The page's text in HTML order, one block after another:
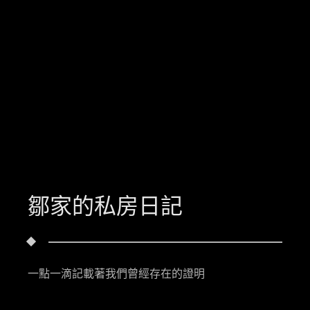
鄒家的私房日記
一點一滴記載著我們曾經存在的證明